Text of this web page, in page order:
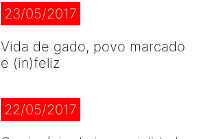
23/05/2017
Vida de gado, povo marcado
e (in)feliz
22/05/2017